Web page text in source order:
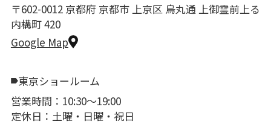
〒602-0012 京都府 京都市 上京区 烏丸通 上御霊前上る
内構町 420
Google Map
東京ショールーム
営業時間：10:30〜19:00
定休日：土曜・日曜・祝日